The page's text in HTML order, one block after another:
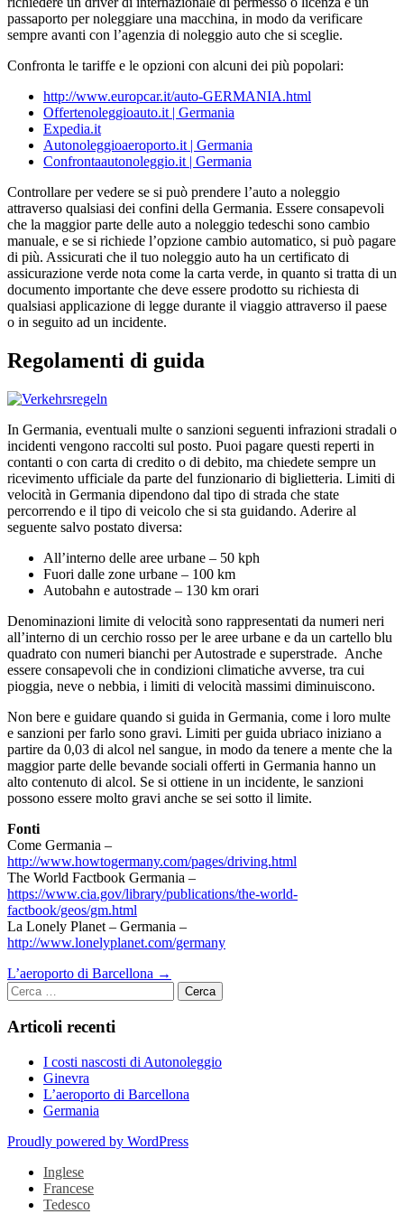
passaporto per noleggiare una macchina, in modo da verificare
sempre avanti con l’agenzia di noleggio auto che si sceglie.
Confronta le tariffe e le opzioni con alcuni dei più popolari:
http://www.europcar.it/auto-GERMANIA.html
Offertenoleggioauto.it | Germania
Expedia.it
Autonoleggioaeroporto.it | Germania
Confrontaautonoleggio.it | Germania
Controllare per vedere se si può prendere l’auto a noleggio
attraverso qualsiasi dei confini della Germania. Essere consapevoli
che la maggior parte delle auto a noleggio tedeschi sono cambio
manuale, e se si richiede l’opzione cambio automatico, si può pagare
di più. Assicurati che il tuo noleggio auto ha un certificato di
assicurazione verde nota come la carta verde, in quanto si tratta di un
documento importante che deve essere prodotto su richiesta di
qualsiasi applicazione di legge durante il viaggio attraverso il paese
o in seguito ad un incidente.
Regolamenti di guida
In Germania, eventuali multe o sanzioni seguenti infrazioni stradali o
incidenti vengono raccolti sul posto. Puoi pagare questi reperti in
contanti o con carta di credito o di debito, ma chiedete sempre un
ricevimento ufficiale da parte del funzionario di biglietteria. Limiti di
velocità in Germania dipendono dal tipo di strada che state
percorrendo e il tipo di veicolo che si sta guidando. Aderire al
seguente salvo postato diversa:
All’interno delle aree urbane – 50 kph
Fuori dalle zone urbane – 100 km
Autobahn e autostrade – 130 km orari
Denominazioni limite di velocità sono rappresentati da numeri neri
all’interno di un cerchio rosso per le aree urbane e da un cartello blu
quadrato con numeri bianchi per Autostrade e superstrade. Anche
essere consapevoli che in condizioni climatiche avverse, tra cui
pioggia, neve o nebbia, i limiti di velocità massimi diminuiscono.
Non bere e guidare quando si guida in Germania, come i loro multe
e sanzioni per farlo sono gravi. Limiti per guida ubriaco iniziano a
partire da 0,03 di alcol nel sangue, in modo da tenere a mente che la
maggior parte delle bevande sociali offerti in Germania hanno un
alto contenuto di alcol. Se si ottiene in un incidente, le sanzioni
possono essere molto gravi anche se sei sotto il limite.
Fonti
Come Germania –
http://www.howtogermany.com/pages/driving.html
The World Factbook Germania –
https://www.cia.gov/library/publications/the-world-
factbook/geos/gm.html
La Lonely Planet – Germania –
http://www.lonelyplanet.com/germany
Navigazione
articolo
L’aeroporto di Barcellona →
Ricerca
per:
Articoli recenti
I costi nascosti di Autonoleggio
Ginevra
L’aeroporto di Barcellona
Germania
Proudly powered by WordPress
Inglese
Francese
Tedesco